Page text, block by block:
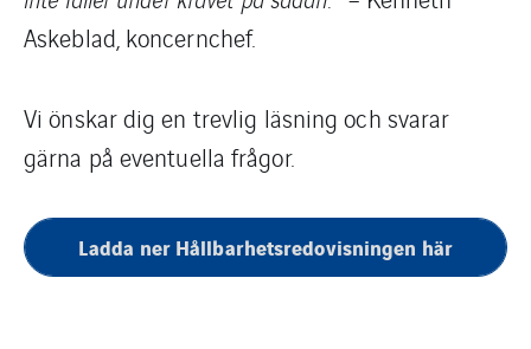
Askeblad, koncernchef.
Vi önskar dig en trevlig läsning och svarar
gärna på eventuella frågor.
Ladda ner Hållbarhetsredovisningen här